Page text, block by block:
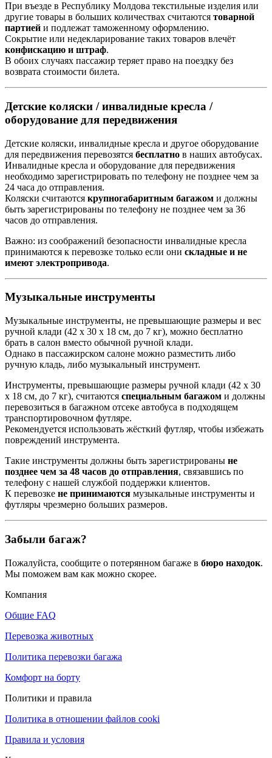
При въезде в Республику Молдова текстильные изделия или
другие товары в больших количествах считаются товарной
партией и подлежат таможенному оформлению.
Сокрытие или недекларирование таких товаров влечёт
конфискацию и штраф.
В обоих случаях пассажир теряет право на поездку без
возврата стоимости билета.
Детские коляски / инвалидные кресла /
оборудование для передвижения
Детские коляски, инвалидные кресла и другое оборудование
для передвижения перевозятся бесплатно в наших автобусах.
Инвалидные кресла и оборудование для передвижения
необходимо зарегистрировать по телефону не позднее чем за
24 часа до отправления.
Коляски считаются крупногабаритным багажом и должны
быть зарегистрированы по телефону не позднее чем за 36
часов до отправления.
Важно: из соображений безопасности инвалидные кресла
принимаются к перевозке только если они складные и не
имеют электропривода.
Музыкальные инструменты
Музыкальные инструменты, не превышающие размеры и вес
ручной клади (42 x 30 x 18 см, до 7 кг), можно бесплатно
брать в салон вместо обычной ручной клади.
Однако в пассажирском салоне можно разместить либо
ручную кладь, либо музыкальный инструмент.
Инструменты, превышающие размеры ручной клади (42 x 30
x 18 см, до 7 кг), считаются специальным багажом и должны
перевозиться в багажном отсеке автобуса в подходящем
транспортировочном футляре.
Рекомендуется использовать жёсткий футляр, чтобы избежать
повреждений инструмента.
Такие инструменты должны быть зарегистрированы не
позднее чем за 48 часов до отправления, связавшись по
телефону с нашей службой поддержки клиентов.
К перевозке не принимаются музыкальные инструменты и
футляры чрезмерно больших размеров.
Забыли багаж?
Пожалуйста, сообщите о потерянном багаже в бюро находок.
Мы поможем вам как можно скорее.
Компания
Общие FAQ
Перевозка животных
Политика перевозки багажа
Комфорт на борту
Политики и правила
Политика в отношении файлов cooki
Правила и условия